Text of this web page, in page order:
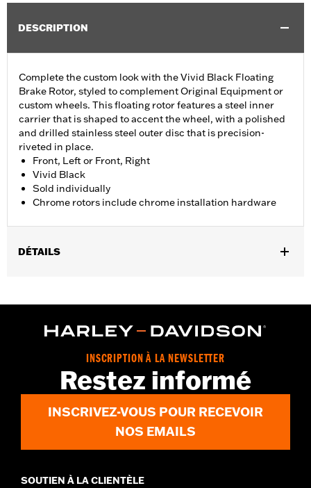
DESCRIPTION
Complete the custom look with the Vivid Black Floating
Brake Rotor, styled to complement Original Equipment or
custom wheels. This floating rotor features a steel inner
carrier that is shaped to accent the wheel, with a polished
and drilled stainless steel outer disc that is precision-
riveted in place.
Front, Left or Front, Right
Vivid Black
Sold individually
Chrome rotors include chrome installation hardware
DÉTAILS
Position On Bike: Front
Each
Steel
In the Box:Rotor and chrome installation hardware
WARRANTY:1 year limited warranty – Go towww.h-
for full details
INSCRIPTION À LA NEWSLETTER
Restez informé
INSCRIVEZ-VOUS POUR RECEVOIR
NOS EMAILS
SOUTIEN À LA CLIENTÈLE